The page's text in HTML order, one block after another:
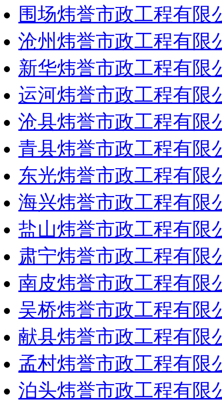
围场炜誉市政工程有限
沧州炜誉市政工程有限
新华炜誉市政工程有限
运河炜誉市政工程有限
沧县炜誉市政工程有限
青县炜誉市政工程有限
东光炜誉市政工程有限
海兴炜誉市政工程有限
盐山炜誉市政工程有限
肃宁炜誉市政工程有限
南皮炜誉市政工程有限
吴桥炜誉市政工程有限
献县炜誉市政工程有限
孟村炜誉市政工程有限
泊头炜誉市政工程有限